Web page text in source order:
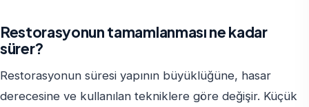
Restorasyonun tamamlanması ne kadar
sürer?
Restorasyonun süresi yapının büyüklüğüne, hasar
derecesine ve kullanılan tekniklere göre değişir. Küçük